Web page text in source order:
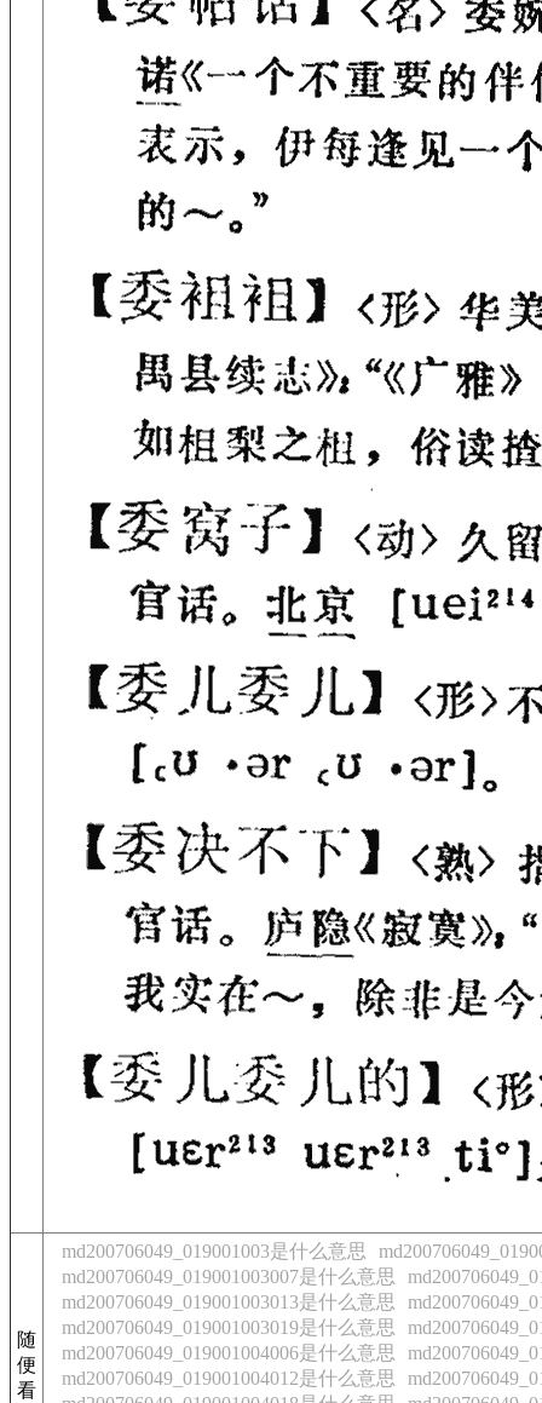
随
便
看
md200706049_019001003是什么意思
md200706049_019001003007是什么意思
md200706049_019001003013是什么意思
md200706049_019001003019是什么意思
md200706049_019001004006是什么意思
md200706049_019001004012是什么意思